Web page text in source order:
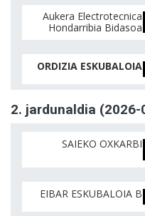
Aukera Electrotecnica
Hondarribia Bidasoa
ORDIZIA ESKUBALOIA
2. jardunaldia (2026-
SAIEKO OXKARBI
EIBAR ESKUBALOIA B